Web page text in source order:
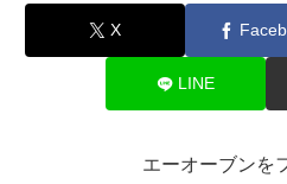
X
LINE
エーオーブンを